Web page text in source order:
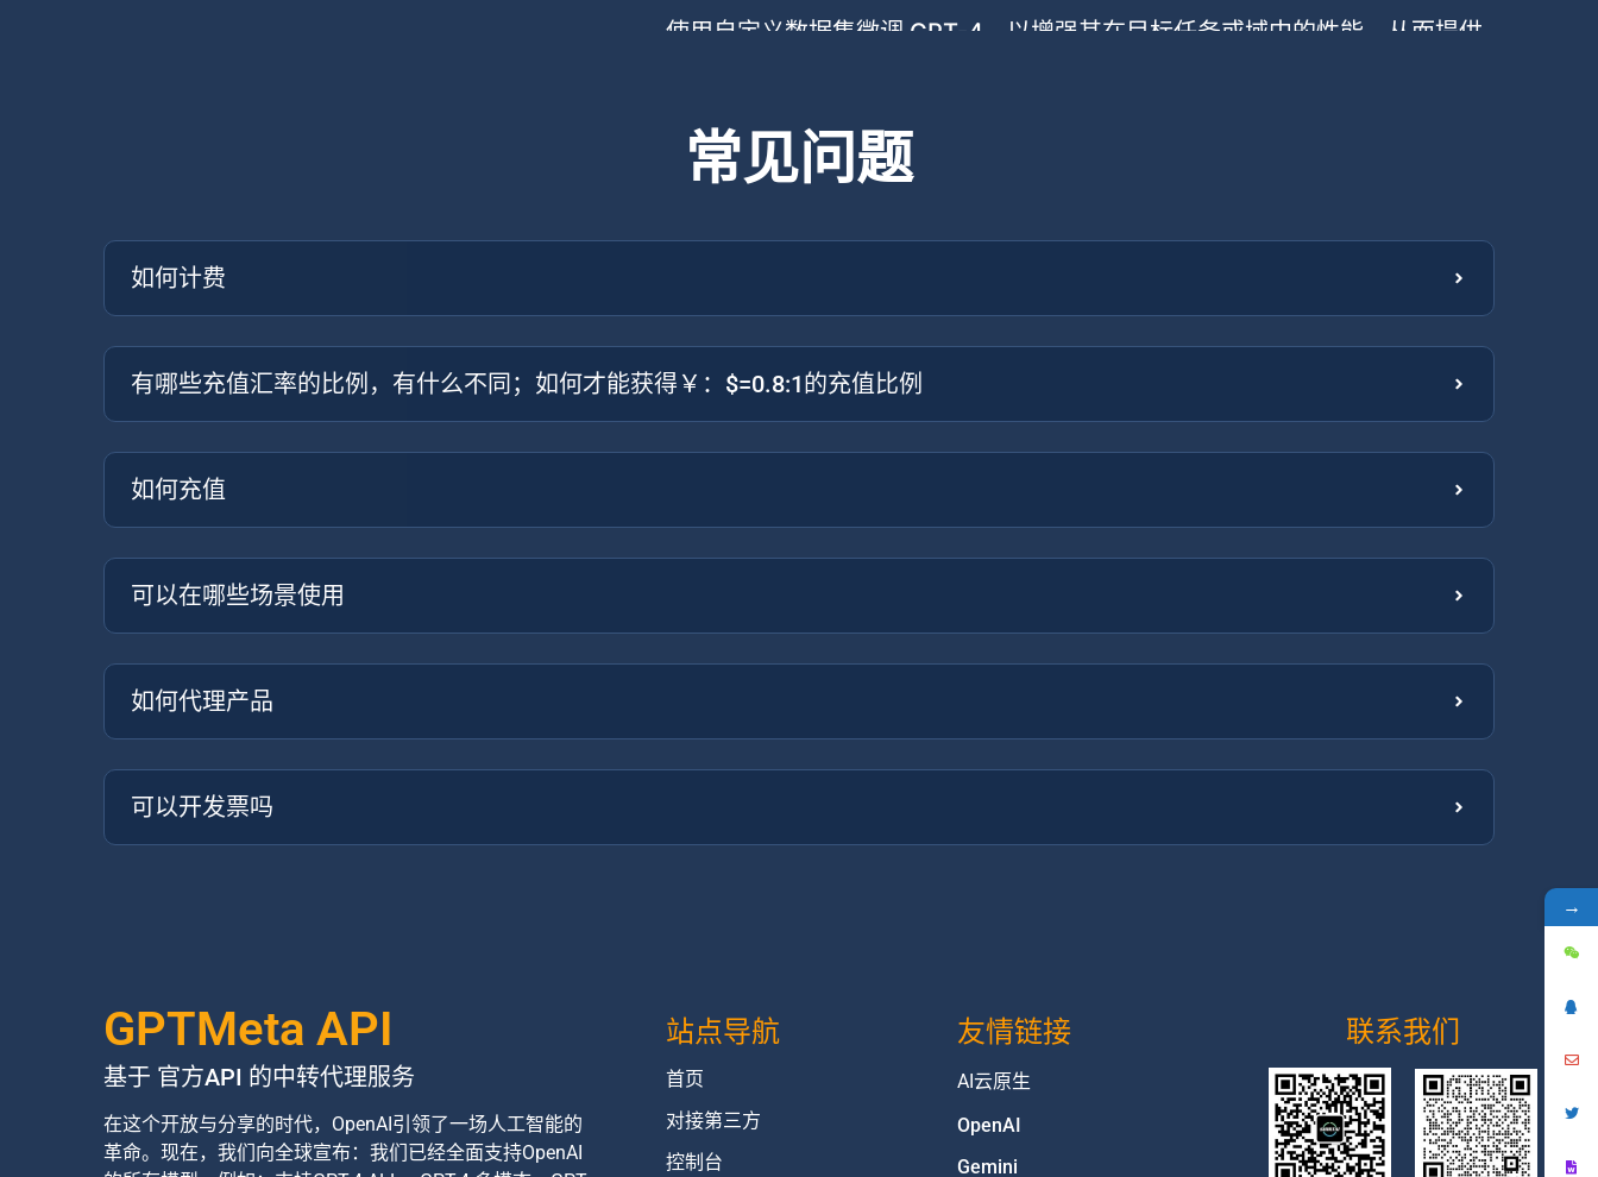
使用自定义数据集微调 GPT-4，以增强其在目标任务或域中的性能，从而提供
常见问题
如何计费
有哪些充值汇率的比例，有什么不同；如何才能获得￥：$=0.8:1的充值比例
如何充值
可以在哪些场景使用
如何代理产品
可以开发票吗
GPTMeta API
基于 官方API 的中转代理服务
在这个开放与分享的时代，OpenAI引领了一场人工智能的
革命。现在，我们向全球宣布：我们已经全面支持OpenAI
站点导航
首页
对接第三方
控制台
友情链接
AI云原生
OpenAI
Gemini
联系我们
→